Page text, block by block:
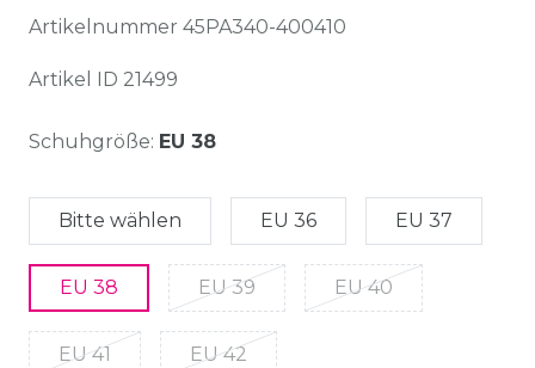
Artikelnummer 45PA340-400410
Artikel ID 21499
Schuhgröße: EU 38
Bitte wählen EU 36 EU 37
EU 38 EU 39 EU 40
EU 41 EU 42